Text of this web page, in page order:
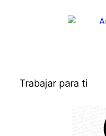
Trabajar para ti